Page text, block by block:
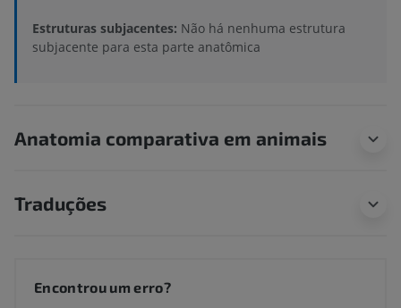
Estruturas subjacentes: Não há nenhuma estrutura
subjacente para esta parte anatômica
Anatomia comparativa em animais
Traduções
Encontrou um erro?